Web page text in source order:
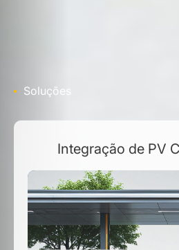
Soluções
Integração de PV
Industriais + ESS +